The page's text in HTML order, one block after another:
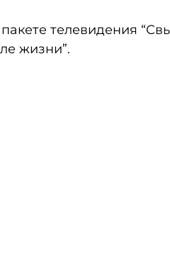
телевидения
жизни”.